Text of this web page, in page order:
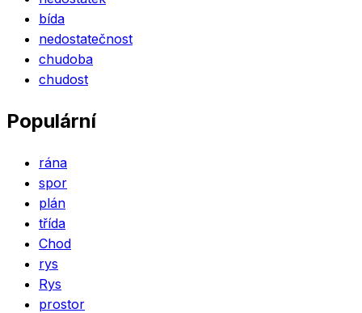
bída
nedostatečnost
chudoba
chudost
Populární
rána
spor
plán
třída
Chod
rys
Rys
prostor